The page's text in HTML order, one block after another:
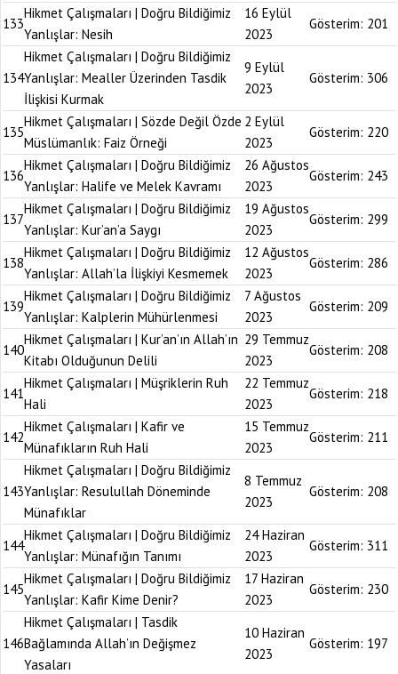
133
Hikmet Çalışmaları | Doğru Bildiğimiz
Yanlışlar: Nesih
16 Eylül
2023
Gösterim: 201
134
Hikmet Çalışmaları | Doğru Bildiğimiz
Yanlışlar: Mealler Üzerinden Tasdik
İlişkisi Kurmak
9 Eylül
2023
Gösterim: 306
135
Hikmet Çalışmaları | Sözde Değil Özde
Müslümanlık: Faiz Örneği
2 Eylül
2023
Gösterim: 220
136
Hikmet Çalışmaları | Doğru Bildiğimiz
Yanlışlar: Halife ve Melek Kavramı
26 Ağustos
2023
Gösterim: 243
137
Hikmet Çalışmaları | Doğru Bildiğimiz
Yanlışlar: Kur’an’a Saygı
19 Ağustos
2023
Gösterim: 299
138
Hikmet Çalışmaları | Doğru Bildiğimiz
Yanlışlar: Allah’la İlişkiyi Kesmemek
12 Ağustos
2023
Gösterim: 286
139
Hikmet Çalışmaları | Doğru Bildiğimiz
Yanlışlar: Kalplerin Mühürlenmesi
7 Ağustos
2023
Gösterim: 209
140
Hikmet Çalışmaları | Kur’an’ın Allah’ın
Kitabı Olduğunun Delili
29 Temmuz
2023
Gösterim: 208
141
Hikmet Çalışmaları | Müşriklerin Ruh
Hali
22 Temmuz
2023
Gösterim: 218
142
Hikmet Çalışmaları | Kafir ve
Münafıkların Ruh Hali
15 Temmuz
2023
Gösterim: 211
143
Hikmet Çalışmaları | Doğru Bildiğimiz
Yanlışlar: Resulullah Döneminde
Münafıklar
8 Temmuz
2023
Gösterim: 208
144
Hikmet Çalışmaları | Doğru Bildiğimiz
Yanlışlar: Münafığın Tanımı
24 Haziran
2023
Gösterim: 311
145
Hikmet Çalışmaları | Doğru Bildiğimiz
Yanlışlar: Kafir Kime Denir?
17 Haziran
2023
Gösterim: 230
146
Hikmet Çalışmaları | Tasdik
Bağlamında Allah’ın Değişmez
Yasaları
10 Haziran
2023
Gösterim: 197